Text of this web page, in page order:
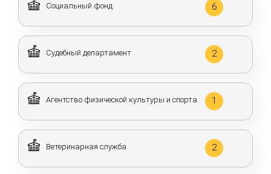
Социальный фонд 6
Судебный департамент 2
Агентство физической культуры и спорта 1
Ветеринарная служба 2